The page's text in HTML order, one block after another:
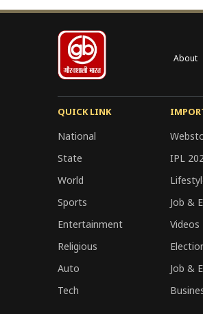
About
QUICK LINK
National
State
World
Sports
Entertainment
Religious
Auto
Tech
IPL
Job &
Videos
Job &